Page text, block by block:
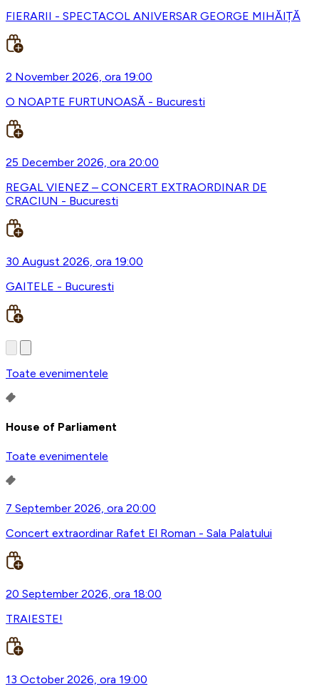
FIERARII - SPECTACOL ANIVERSAR GEORGE MIHĂIȚĂ
2 November 2026, ora 19:00
O NOAPTE FURTUNOASĂ - Bucuresti
25 December 2026, ora 20:00
REGAL VIENEZ – CONCERT EXTRAORDINAR DE
CRACIUN - Bucuresti
30 August 2026, ora 19:00
GAITELE - Bucuresti
Toate evenimentele
House of Parliament
Toate evenimentele
7 September 2026, ora 20:00
Concert extraordinar Rafet El Roman - Sala Palatului
20 September 2026, ora 18:00
TRAIESTE!
13 October 2026, ora 19:00